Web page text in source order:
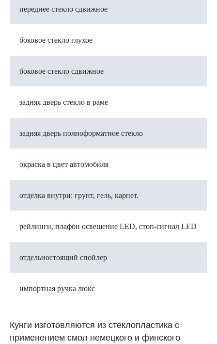
переднее стекло сдвижное
боковое стекло глухое
боковое стекло сдвижное
задняя дверь стекло в раме
задняя дверь полноформатное стекло
окраска в цвет автомобиля
отделка внутри: грунт, гель, карпет.
рейлинги, плафон освещение LED, стоп-сигнал LED
отдельностоящий спойлер
импортная ручка люкс
Кунги изготовляются из стеклопластика с
применением смол немецкого и финского